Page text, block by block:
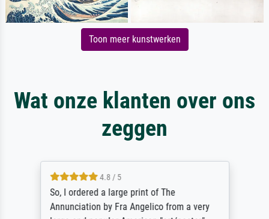
Toon meer kunstwerken
Wat onze klanten over ons
zeggen
4.8 / 5
So, I ordered a large print of The
Annunciation by Fra Angelico from a very